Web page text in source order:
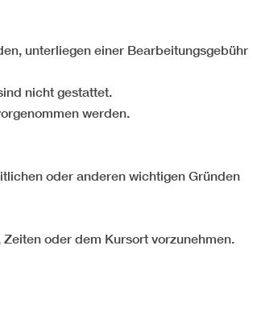
unterliegen einer Bearbeitungsgebühr
nicht gestattet.
werden.
oder anderen wichtigen Gründen
oder dem Kursort vorzunehmen.